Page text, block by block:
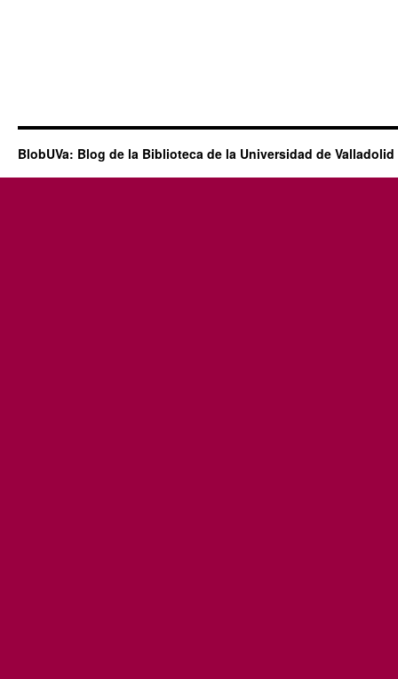
BlobUVa: Blog de la Biblioteca de la Universidad de Valladolid